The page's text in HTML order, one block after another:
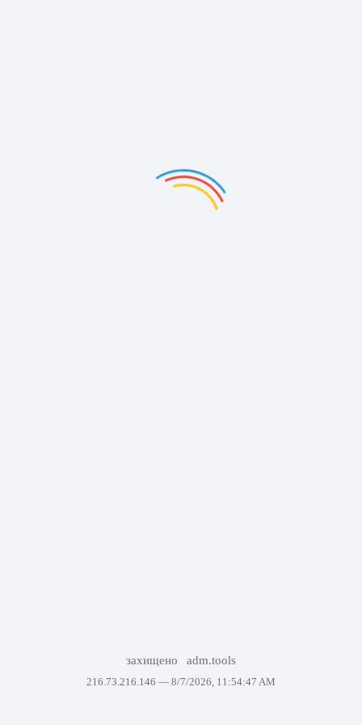
захищено adm.tools
216.73.216.146 — 8/7/2026, 11:54:47 AM